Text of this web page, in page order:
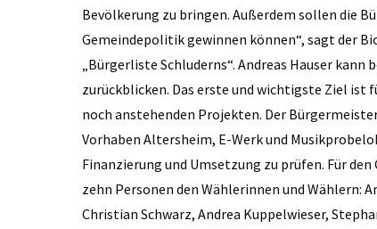
Bevölkerung zu bringen. Außerdem sollen die
Gemeindepolitik gewinnen können“, sagt der
„Bürgerliste Schluderns“. Andreas Hauser
zurückblicken. Das erste und wichtigste Ziel ist
noch anstehenden Projekten. Der
Vorhaben Altersheim, E-Werk und
Finanzierung und Umsetzung zu prüfen. Für
zehn Personen den Wählerinnen und Wählern:
Christian Schwarz, Andrea Kuppelwieser,